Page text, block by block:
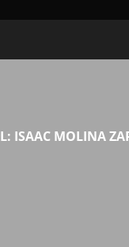
ISAAC MOLINA